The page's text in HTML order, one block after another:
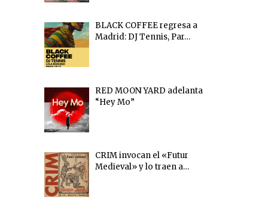
BLACK COFFEE regresa a
Madrid: DJ Tennis, Par…
RED MOON YARD adelanta
“Hey Mo”
CRIM invocan el «Futur
Medieval» y lo traen a…